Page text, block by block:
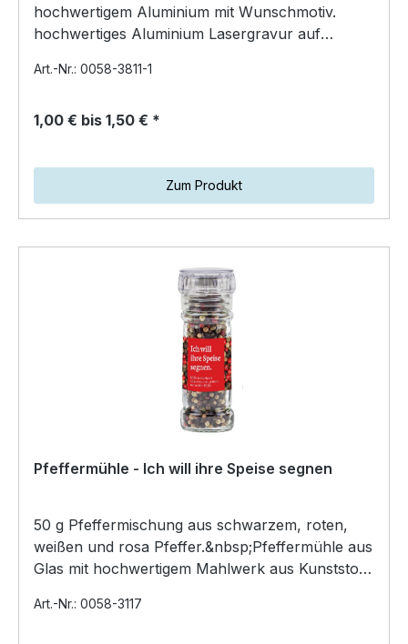
hochwertigem Aluminium mit Wunschmotiv.
hochwertiges Aluminium Lasergravur auf
Art.-Nr.: 0058-3811-1
1,00 € bis 1,50 € *
Zum Produkt
Pfeffermühle - Ich will ihre Speise segnen
50 g Pfeffermischung aus schwarzem, roten,
weißen und rosa Pfeffer.&nbsp;Pfeffermühle aus
Glas mit hochwertigem Mahlwerk aus Kunststoff
Art.-Nr.: 0058-3117